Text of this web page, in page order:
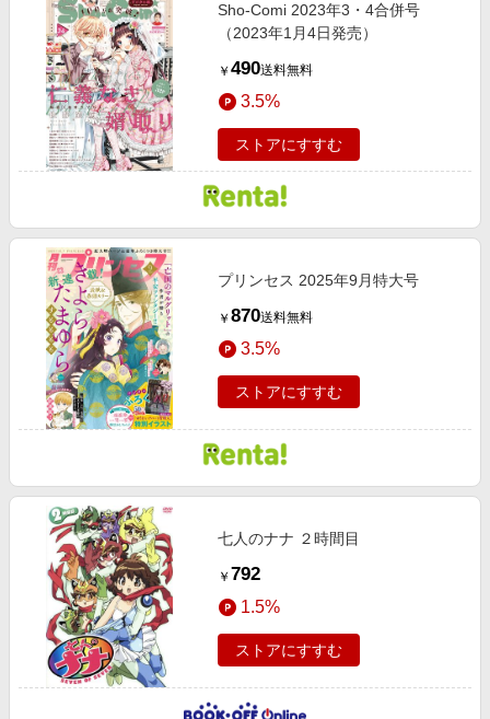
Sho‐Comi 2023年3・4合併号
（2023年1月4日発売）
￥ 490送料無料
3.5%
ストアにすすむ
プリンセス 2025年9月特大号
￥ 870送料無料
3.5%
ストアにすすむ
七人のナナ ２時間目
￥ 792
1.5%
ストアにすすむ